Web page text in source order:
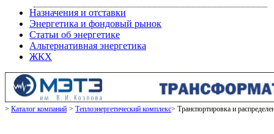
Назначения и отставки
Энергетика и фондовый рынок
Статьи об энергетике
Альтернативная энергетика
ЖКХ
Каталог компаний Теплоэнергетический комплекс Транспортировка и